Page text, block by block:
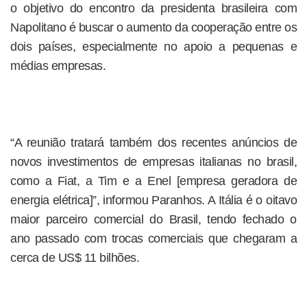
o objetivo do encontro da presidenta brasileira com
Napolitano é buscar o aumento da cooperação entre os
dois países, especialmente no apoio a pequenas e
médias empresas.
“A reunião tratará também dos recentes anúncios de
novos investimentos de empresas italianas no brasil,
como a Fiat, a Tim e a Enel [empresa geradora de
energia elétrica]”, informou Paranhos. A Itália é o oitavo
maior parceiro comercial do Brasil, tendo fechado o
ano passado com trocas comerciais que chegaram a
cerca de US$ 11 bilhões.